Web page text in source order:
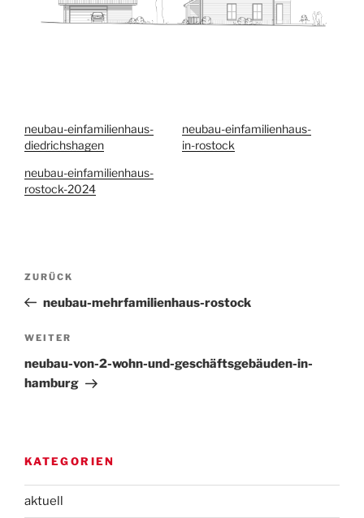
neubau-einfamilienhaus-
diedrichshagen
neubau-einfamilienhaus-
in-rostock
neubau-einfamilienhaus-
rostock-2024
Beitragsnavigation
Vorheriger
Beitrag
ZURÜCK
neubau-mehrfamilienhaus-rostock
Nächster
Beitrag
WEITER
neubau-von-2-wohn-und-geschäftsgebäuden-in-
hamburg
KATEGORIEN
aktuell